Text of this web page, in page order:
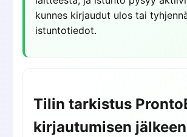
kunnes kirjaudut ulos tai
istuntotiedot.
Tilin tarkistus
kirjautumisen jälkeen